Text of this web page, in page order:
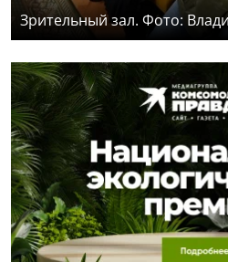
Зрительный зал. Фото: